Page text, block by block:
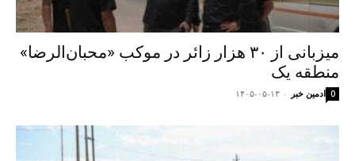
میزبانی از ۳۰ هزار زائر در موکب «محبان‌الرضا»
منطقه یک
ادمین خبر - ۱۴۰۵-۰۵-۱۳ 0